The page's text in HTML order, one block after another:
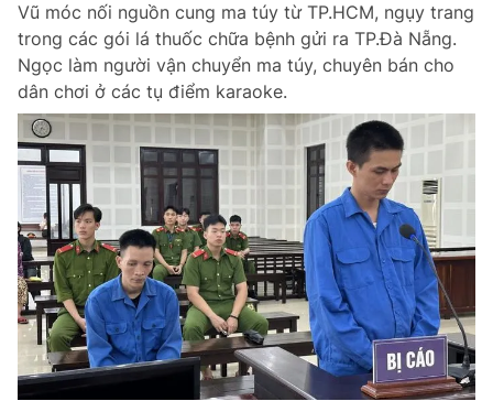
Giấy phép xuất bản số 110/GP - BTTTT cấp ngày 24.3.2020
© 2003-2026 Bản quyền thuộc về Báo Thanh Niên. Cấm sao chép
dưới mọi hình thức nếu không có sự chấp thuận bằng văn bản.
Phát triển bởi ePi Technologies, JSC.
Vũ móc nối nguồn cung ma túy từ TP.HCM, ngụy trang
trong các gói lá thuốc chữa bệnh gửi ra TP.Đà Nẵng.
Ngọc làm người vận chuyển ma túy, chuyên bán cho
dân chơi ở các tụ điểm karaoke.